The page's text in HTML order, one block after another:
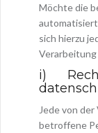
Möchte die
sich hierzu
i) Recht
Jede von
betroffene